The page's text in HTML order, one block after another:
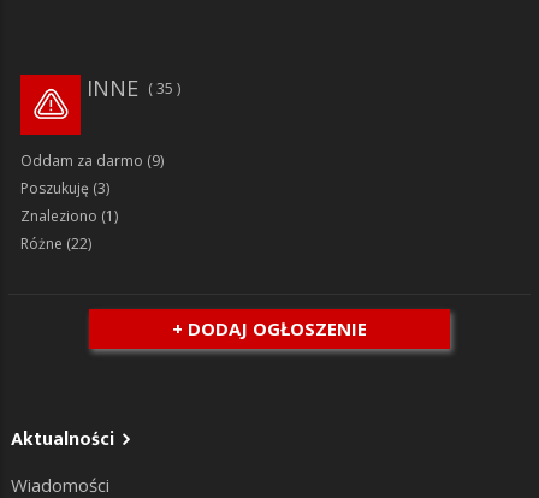
35
INNE
Oddam za darmo (9)
Poszukuję (3)
Znaleziono (1)
Różne (22)
+ DODAJ OGŁOSZENIE
Aktualności
Wiadomości